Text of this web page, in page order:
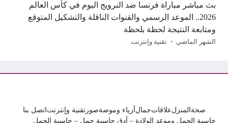
بث مباشر مباراة فرنسا ضد النرويج اليوم في كأس العالم
2026.. الموعد الرسمي والقنوات الناقلة والتشكيل المتوقع
ومتابعة النتيجة لحظة بلحظة
الشهر الماضي تقنية وإنترنت
صحةالمنزلعلاقاتجمالأزياء وموضةصورتقنية وإنترنتاتصل بنا
حاسبة الحمل وموعد الولادة – أدق حاسبة حمل – حاسبة الحمل